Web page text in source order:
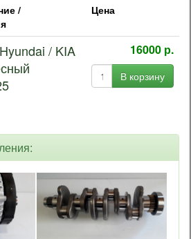
/
Цена
/ KIA
16000 р.
В корзину